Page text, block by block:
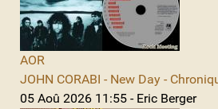
AOR
JOHN CORABI - New Day -
05 Aoû 2026 11:55 - Eric Berger